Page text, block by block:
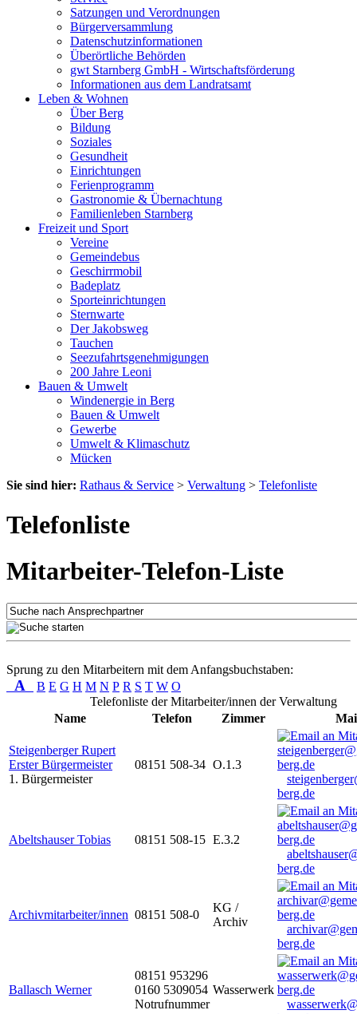
Satzungen und Verordnungen
Bürgerversammlung
Datenschutzinformationen
Überörtliche Behörden
gwt Starnberg GmbH - Wirtschaftsförderung
Informationen aus dem Landratsamt
Leben & Wohnen
Über Berg
Bildung
Soziales
Gesundheit
Einrichtungen
Ferienprogramm
Gastronomie & Übernachtung
Familienleben Starnberg
Freizeit und Sport
Vereine
Gemeindebus
Geschirrmobil
Badeplatz
Sporteinrichtungen
Sternwarte
Der Jakobsweg
Tauchen
Seezufahrtsgenehmigungen
200 Jahre Leoni
Bauen & Umwelt
Windenergie in Berg
Bauen & Umwelt
Gewerbe
Umwelt & Klimaschutz
Mücken
Sie sind hier: Rathaus & Service > Verwaltung > Telefonliste
Telefonliste
Mitarbeiter-Telefon-Liste
Sprung zu den Mitarbeitern mit dem Anfangsbuchstaben:
A B E G H M N P R S T W O
Telefonliste der Mitarbeiter/innen der Verwaltung
Name
Telefon Zimmer
Steigenberger Rupert
Erster Bürgermeister
1. Bürgermeister
08151 508-34 O.1.3
berg.de
Abeltshauser Tobias 08151 508-15 E.3.2
berg.de
Archivmitarbeiter/innen 08151 508-0
KG /
Archiv
berg.de
Ballasch Werner
08151 953296
0160 5309054
Notrufnummer
Wasserwerk